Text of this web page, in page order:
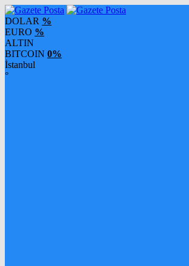
DOLAR %
EURO %
ALTIN
BITCOIN 0%
İstanbul
°